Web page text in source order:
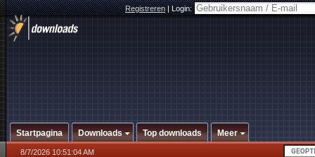
Registreren|Login:
Startpagina Downloads Top downloads Meer
8/7/2026 10:51:04 AM